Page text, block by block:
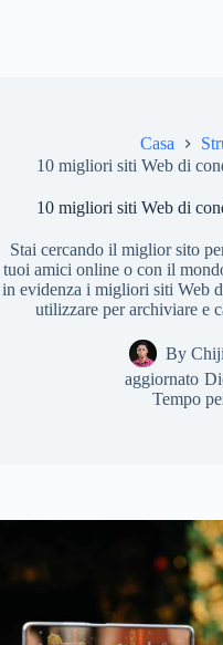
Casa
10 migliori siti Web di
10 migliori siti Web di
Stai cercando il miglior sito
tuoi amici online o con il
in evidenza i migliori siti Web
utilizzare per archiviare e
By
aggiornato
Tempo